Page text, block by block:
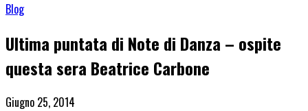
Blog
Ultima puntata di Note di Danza – ospite
questa sera Beatrice Carbone
Giugno 25, 2014